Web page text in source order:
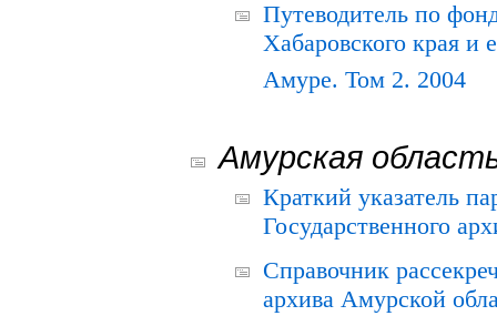
Путеводитель по
Хабаровского края и
Амуре. Том 2. 2004
Амурская
Краткий указатель
Государственного
Справочник
архива Амурской